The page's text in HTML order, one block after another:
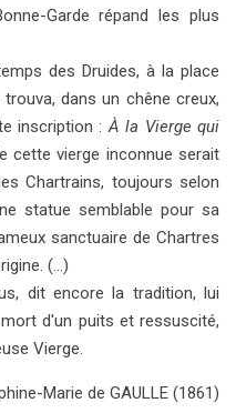
Garde répand les plus
des Druides, à la place
dans un chêne creux,
inscription :À la Vierge qui
cette vierge inconnue serait
Chartrains, toujours selon
statue semblable pour sa
sanctuaire de Chartres
(…)
dit encore la tradition, lui
d'un puits et ressuscité,
Vierge.
Marie de GAULLE (1861)